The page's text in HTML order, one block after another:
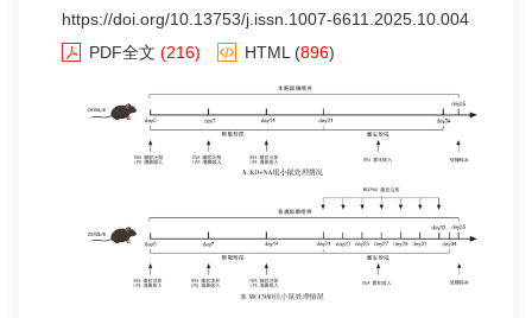
https://doi.org/10.13753/j.issn.1007-6611.2025.10.004
PDF全文 (216) HTML (896)